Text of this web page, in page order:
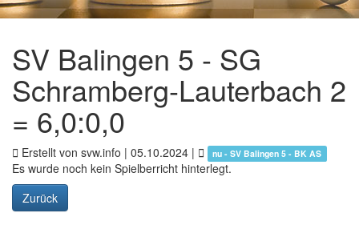
SV Balingen 5 - SG
Schramberg-Lauterbach 2
= 6,0:0,0
Erstellt von svw.info | 05.10.2024 | nu - SV Balingen 5 - BK AS
Es wurde noch kein Spielberricht hinterlegt.
Zurück